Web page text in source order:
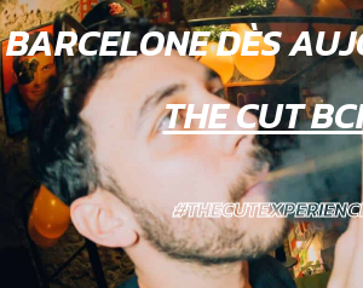
BARCELONE DÈS
THE CUT